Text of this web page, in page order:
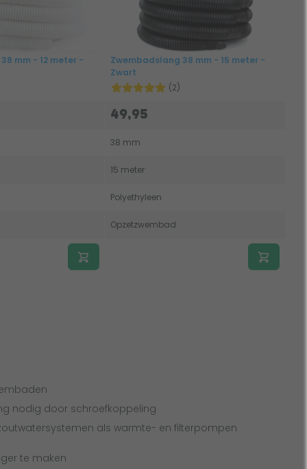
mm - 12 meter -
Zwembadslang 38 mm - 15 meter -
Zwart
(2)
49,95
38 mm
15 meter
Polyethyleen
Opzetzwembad
nodig door schroefkoppeling
als warmte- en filterpompen
te maken